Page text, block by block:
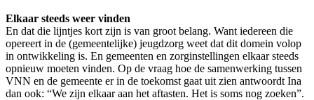
Elkaar steeds weer vinden
En dat die lijntjes kort zijn is van groot belang. Want iedereen die
opereert in de (gemeentelijke) jeugdzorg weet dat dit domein volop
in ontwikkeling is. En gemeenten en zorginstellingen elkaar steeds
opnieuw moeten vinden. Op de vraag hoe de samenwerking tussen
VNN en de gemeente er in de toekomst gaat uit zien antwoordt Ina
dan ook: “We zijn elkaar aan het aftasten. Het is soms nog zoeken”.